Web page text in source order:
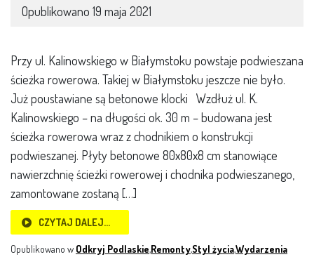
Opublikowano 19 maja 2021
Przy ul. Kalinowskiego w Białymstoku powstaje podwieszana
ścieżka rowerowa. Takiej w Białymstoku jeszcze nie było.
Już poustawiane są betonowe klocki Wzdłuż ul. K.
Kalinowskiego – na długości ok. 30 m – budowana jest
ścieżka rowerowa wraz z chodnikiem o konstrukcji
podwieszanej. Płyty betonowe 80x80x8 cm stanowiące
nawierzchnię ścieżki rowerowej i chodnika podwieszanego,
zamontowane zostaną […]
CZYTAJ DALEJ…
Opublikowano w Odkryj Podlaskie,Remonty,Styl życia,Wydarzenia